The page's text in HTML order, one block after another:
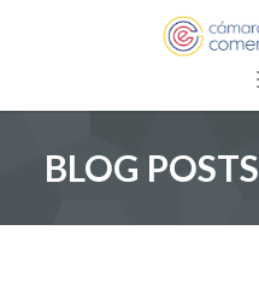
BLOG POSTS